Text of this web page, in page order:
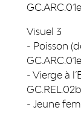
Visuel 3
- Poisson
- Vierge à
- Jeune